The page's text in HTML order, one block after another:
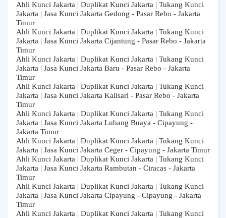
Ahli Kunci Jakarta | Duplikat Kunci Jakarta | Tukang Kunci
Jakarta | Jasa Kunci Jakarta Gedong - Pasar Rebo - Jakarta
Timur
Ahli Kunci Jakarta | Duplikat Kunci Jakarta | Tukang Kunci
Jakarta | Jasa Kunci Jakarta Cijantung - Pasar Rebo - Jakarta
Timur
Ahli Kunci Jakarta | Duplikat Kunci Jakarta | Tukang Kunci
Jakarta | Jasa Kunci Jakarta Baru - Pasar Rebo - Jakarta
Timur
Ahli Kunci Jakarta | Duplikat Kunci Jakarta | Tukang Kunci
Jakarta | Jasa Kunci Jakarta Kalisari - Pasar Rebo - Jakarta
Timur
Ahli Kunci Jakarta | Duplikat Kunci Jakarta | Tukang Kunci
Jakarta | Jasa Kunci Jakarta Lubang Buaya - Cipayung -
Jakarta Timur
Ahli Kunci Jakarta | Duplikat Kunci Jakarta | Tukang Kunci
Jakarta | Jasa Kunci Jakarta Ceger - Cipayung - Jakarta Timur
Ahli Kunci Jakarta | Duplikat Kunci Jakarta | Tukang Kunci
Jakarta | Jasa Kunci Jakarta Rambutan - Ciracas - Jakarta
Timur
Ahli Kunci Jakarta | Duplikat Kunci Jakarta | Tukang Kunci
Jakarta | Jasa Kunci Jakarta Cipayung - Cipayung - Jakarta
Timur
Ahli Kunci Jakarta | Duplikat Kunci Jakarta | Tukang Kunci